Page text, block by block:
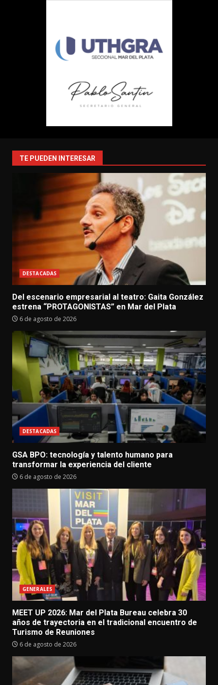
TE PUEDEN INTERESAR
DESTACADAS
Del escenario empresarial al teatro: Gaita González
estrena “PROTAGONISTAS” en Mar del Plata
6 de agosto de 2026
DESTACADAS
GSA BPO: tecnología y talento humano para
transformar la experiencia del cliente
6 de agosto de 2026
GENERALES
MEET UP 2026: Mar del Plata Bureau celebra 30
años de trayectoria en el tradicional encuentro de
Turismo de Reuniones
6 de agosto de 2026